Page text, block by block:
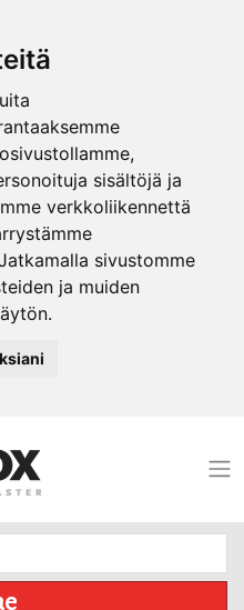
sisältöjä ja
verkkoliikennettä
sivustomme
ja muiden